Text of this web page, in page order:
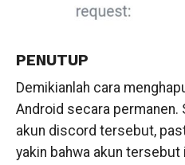
PENUTUP
Demikianlah cara
Android secara permanen.
akun discord tersebut,
yakin bahwa akun tersebut